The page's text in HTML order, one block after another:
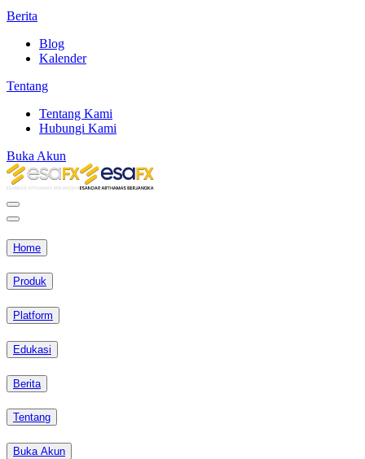
Berita
Blog
Kalender
Tentang
Tentang Kami
Hubungi Kami
Buka Akun
Home
Produk
Platform
Edukasi
Berita
Tentang
Buka Akun